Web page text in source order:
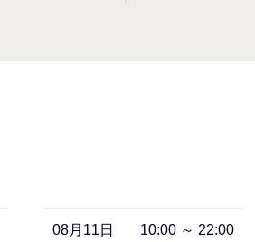
08月11日 10:00 ～ 22:00